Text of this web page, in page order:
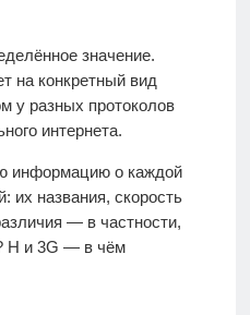
значение.
на конкретный вид
у разных протоколов
интернета.
информацию о каждой
их названия, скорость
— в частности,
H и 3G — в чём